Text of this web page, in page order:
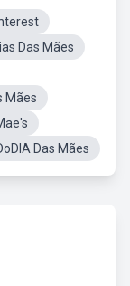
Das Mães
Mães
Das Mães